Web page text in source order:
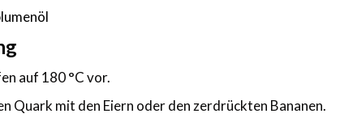
auf 180 °C vor.
Quark mit den Eiern oder den zerdrückten Bananen.